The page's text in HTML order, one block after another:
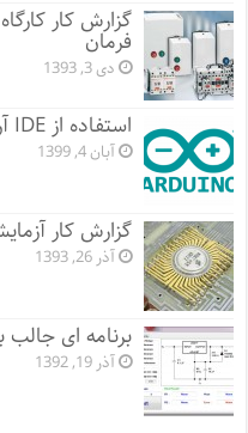
گزارش کار
فرمان
دی 3, 1393
استفاده از IDE آردوینو
آبان 4, 1399
گزارش کار
آذر 26, 1393
برنامه ای جالب
آذر 19, 1392